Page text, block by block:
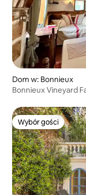
Dom w: Bonnieux
Bonnieux Vineyard
Wybór gości
Wybór gości